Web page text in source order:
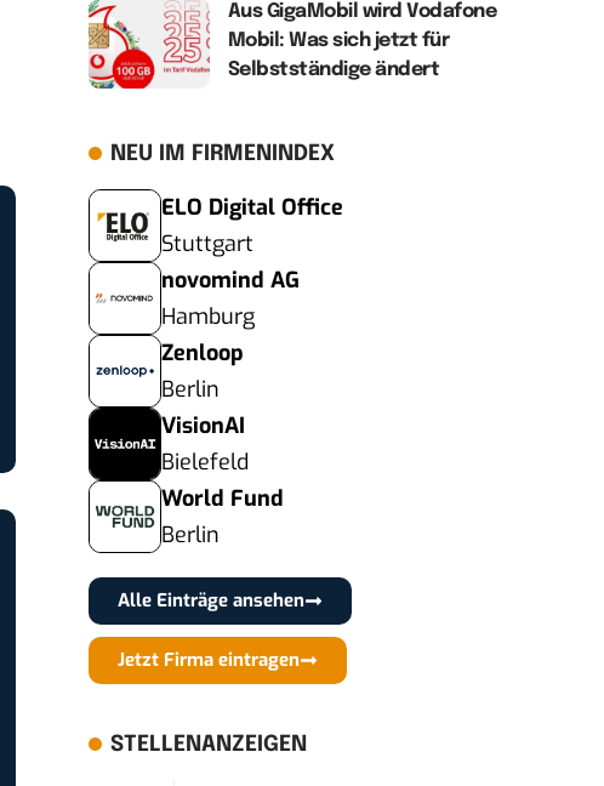
Aus GigaMobil wird Vodafone
Mobil: Was sich jetzt für
Selbstständige ändert
NEU IM FIRMENINDEX
ELO Digital Office
Stuttgart
novomind AG
Hamburg
Zenloop
Berlin
VisionAI
Bielefeld
World Fund
Berlin
Alle Einträge ansehen
Jetzt Firma eintragen
STELLENANZEIGEN